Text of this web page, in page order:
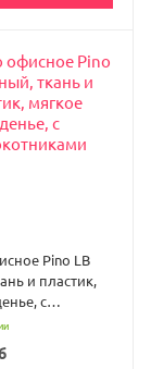
Pino LB
и пластик,
с